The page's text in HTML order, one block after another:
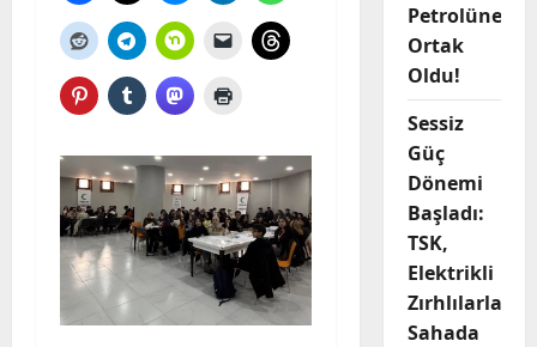
Petrolüne
Ortak
Oldu!
Sessiz
Güç
Dönemi
Başladı:
TSK,
Elektrikli
Zırhlılarla
Sahada